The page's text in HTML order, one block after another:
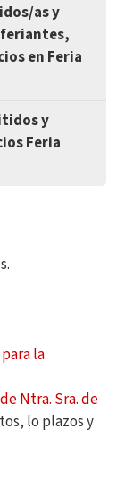
as y
en Feria
y
Feria
la
Ntra. Sra. de
lo plazos y